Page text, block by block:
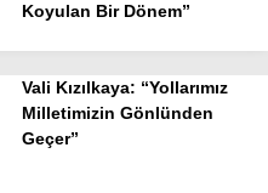
Koyulan Bir Dönem”
Vali Kızılkaya: “Yollarımız
Milletimizin Gönlünden
Geçer”